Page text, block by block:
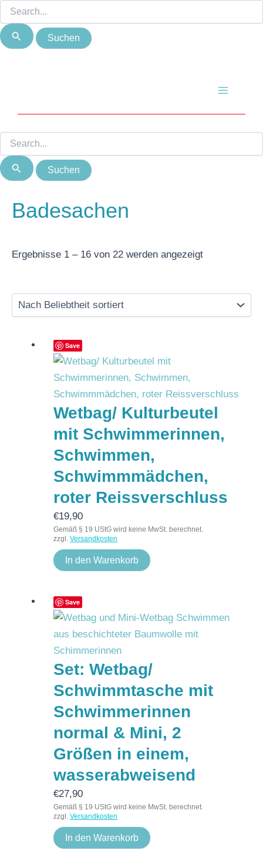
Zum
Inhalt
springen
nach:
nach:
Badesachen
Ergebnisse 1 – 16 von 22 werden angezeigt
Beliebtheit
Save
Wetbag/ Kulturbeutel
mit Schwimmerinnen,
Schwimmen,
Schwimmmädchen,
roter Reissverschluss
€19,90
Gemäß § 19 UStG wird keine MwSt. berechnet.
zzgl. Versandkosten
In den Warenkorb
Save
Set: Wetbag/
Schwimmtasche mit
Schwimmerinnen
normal & Mini, 2
Größen in einem,
wasserabweisend
€27,90
Gemäß § 19 UStG wird keine MwSt. berechnet.
zzgl. Versandkosten
In den Warenkorb